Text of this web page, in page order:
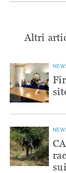
Altri